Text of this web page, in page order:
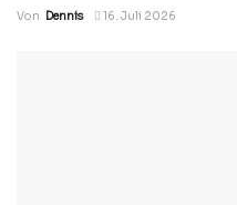
Von Dennis 16. Juli 2026